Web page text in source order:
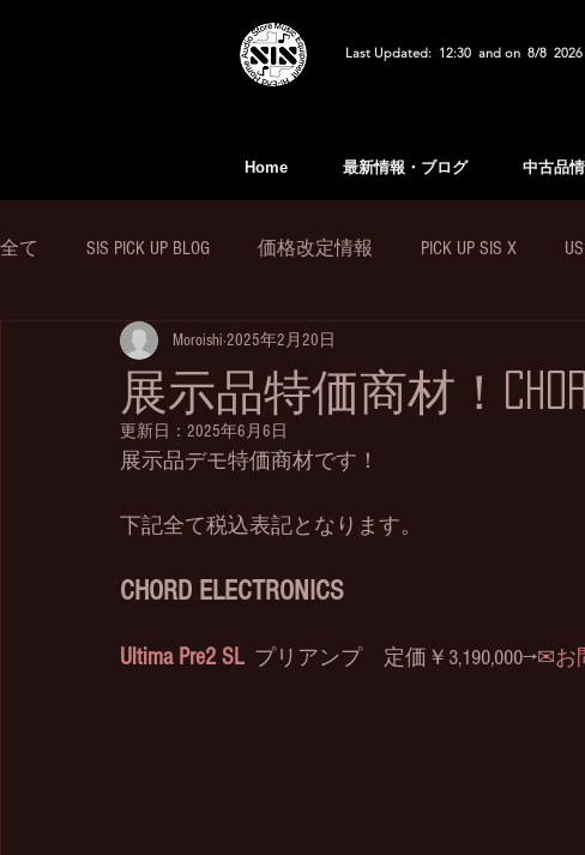
Last Updated: 12:30 and on 8/8 2026
Home 最新情報・ブログ 中古品
全て SIS PICK UP BLOG 価格改定情報 PICK UP SIS X
展示品特価商材！
Moroishi 2025年2月20日
更新日： 2025年6月6日
展示品デモ特価商材です！
下記全て税込表記となります。
CHORD ELECTRONICS
Ultima Pre2 SL プリアンプ　定価￥3,190,000→✉お